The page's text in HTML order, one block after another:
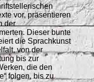
vor, präsentieren
der
Dieser bunte
die Sprachkunst
von der
bis zur
die den
folgen, bis zu